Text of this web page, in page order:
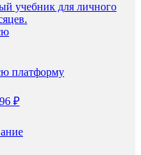
учебник для личного
платформу
₽